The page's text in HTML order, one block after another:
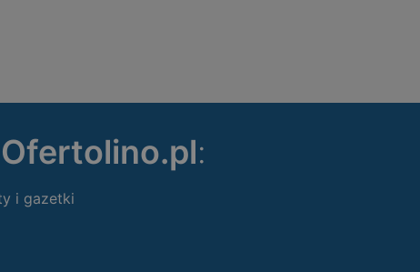
Ofertolino.pl:
i gazetki